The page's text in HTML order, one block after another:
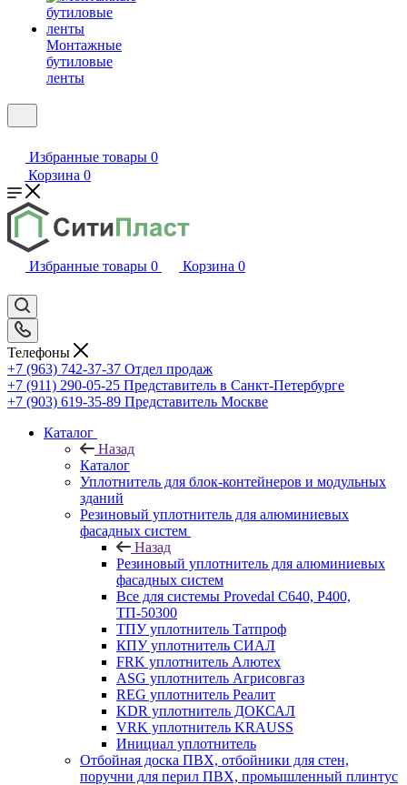
Монтажные
бутиловые
ленты
Избранные товары 0
Корзина 0
Избранные товары 0 Корзина 0
Телефоны
+7 (963) 742-37-37 Отдел продаж
+7 (911) 290-05-25 Представитель в Санкт-Петербурге
+7 (903) 619-35-89 Представитель Москве
Каталог
Назад
Каталог
Уплотнитель для блок-контейнеров и модульных
зданий
Резиновый уплотнитель для алюминиевых
фасадных систем
Назад
Резиновый уплотнитель для алюминиевых
фасадных систем
Все для системы Provedal С640, Р400,
ТП-50300
ТПУ уплотнитель Татпроф
КПУ уплотнитель СИАЛ
FRK уплотнитель Алютех
ASG уплотнитель Агрисовгаз
REG уплотнитель Реалит
KDR уплотнитель ДОКСАЛ
VRK уплотнитель KRAUSS
Инициал уплотнитель
Отбойная доска ПВХ, отбойники для стен,
поручни для перил ПВХ, промышленный плинтус